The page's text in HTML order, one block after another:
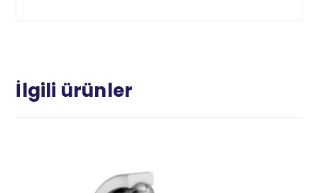
İlgili ürünler